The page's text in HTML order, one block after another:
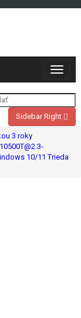
Toggle
Sidebar Right
3 roky
10/11 Trieda